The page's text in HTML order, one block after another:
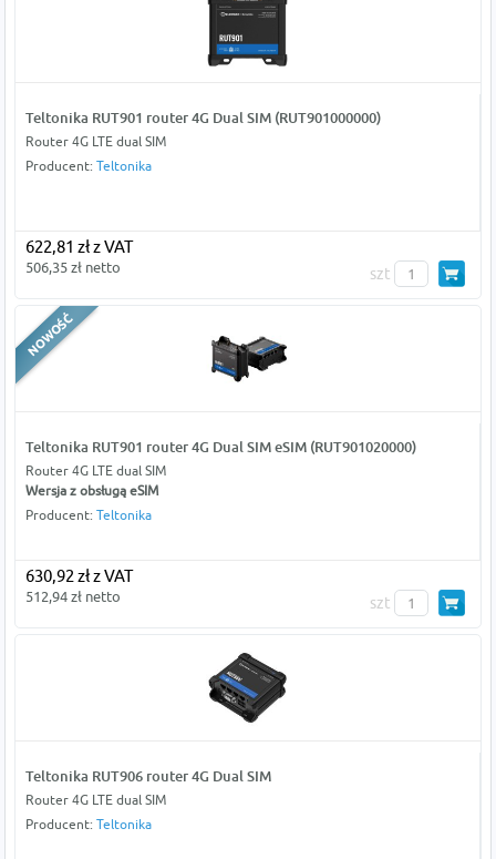
Teltonika RUT901 router 4G Dual SIM (RUT901000000)
Router 4G LTE dual SIM
Producent: Teltonika
622,81 zł z VAT
506,35 zł netto szt
Teltonika RUT901 router 4G Dual SIM eSIM (RUT901020000)
Router 4G LTE dual SIM
Wersja z obsługą eSIM
Producent: Teltonika
630,92 zł z VAT
512,94 zł netto szt
Teltonika RUT906 router 4G Dual SIM
Router 4G LTE dual SIM
Producent: Teltonika